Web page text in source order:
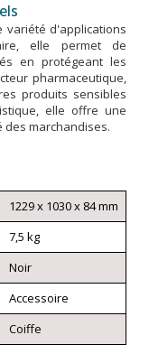
d'applications
elle permet de
en protégeant les
pharmaceutique,
produits sensibles
elle offre une
marchandises.
1229 x 1030 x 84 mm
7,5 kg
Noir
Accessoire
Coiffe